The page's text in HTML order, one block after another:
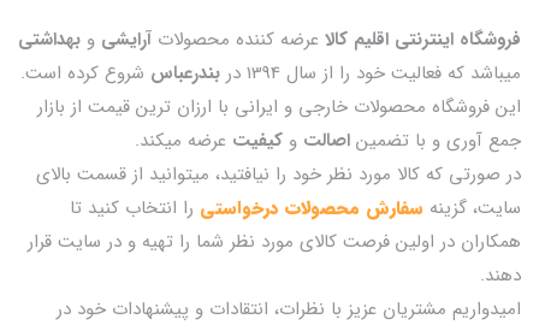
فروشگاه اینترنتی اقلیم کالا عرضه کننده محصولات آرایشی و بهداشتی
میباشد که فعالیت خود را از سال 1394 در
بندرعباس شروع کرده است.
این فروشگاه محصولات خارجی و ایرانی با ارزان ترین قیمت از بازار
جمع آوری و با تضمین اصالت و کیفیت عرضه میکند.
در صورتی که کالا مورد نظر خود را نیافتید، میتوانید از قسمت بالای
سایت، گزینه سفارش محصولات درخواستی را انتخاب کنید تا
همکاران در اولین فرصت کالای مورد نظر شما را تهیه و در سایت قرار
دهند.
امیدواریم مشتریان عزیز با نظرات، انتقادات و پیشنهادات خود در